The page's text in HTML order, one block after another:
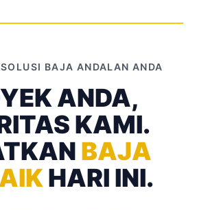
BAJA ANDALAN ANDA
ANDA,
KAMI.
BAJA
HARI INI.